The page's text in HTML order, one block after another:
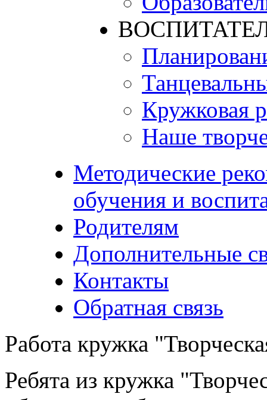
Кружковая
Наше
Методические
обучения и
Родителям
Дополнительные
Контакты
Обратная связь
Работа кружка
Ребята из кружка